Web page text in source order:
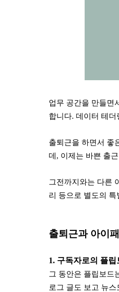
업무 공간을 만들면
합니다. 데이터 테
출퇴근을 하면서 좋
데, 이제는 바쁜 출
그전까지와는 다른
리 등으로 별도의
출퇴근과 아이
1. 구독자로의 플립
그 동안은 플립보드
로그 글도 보고 뉴